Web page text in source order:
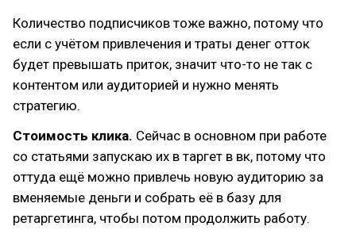
Количество подписчиков тоже важно, потому что
если с учётом привлечения и траты денег отток
будет превышать приток, значит что-то не так с
контентом или аудиторией и нужно менять
стратегию.
Стоимость клика. Сейчас в основном при работе
со статьями запускаю их в таргет в вк, потому что
оттуда ещё можно привлечь новую аудиторию за
вменяемые деньги и собрать её в базу для
ретаргетинга, чтобы потом продолжить работу.